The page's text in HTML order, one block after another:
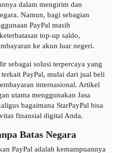
dalam mengirim dan
Namun, bagi sebagian
PayPal masih
top-up saldo,
ke akun luar negeri.
sebagai solusi terpercaya yang
PayPal, mulai dari jual beli
internasional. Artikel
utama menggunakan Jasa
bagaimana StarPayPal bisa
finansial digital Anda.
Batas Negara
PayPal adalah kemampuannya